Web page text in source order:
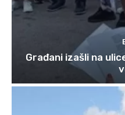
Građani izašli na